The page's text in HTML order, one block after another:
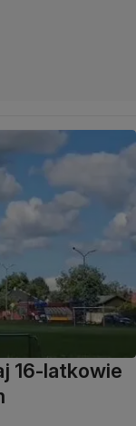
16-latkowie